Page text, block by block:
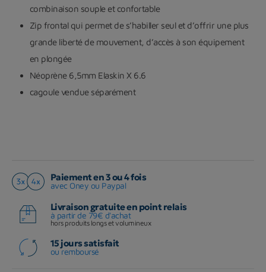
combinaison souple et confortable
Zip frontal qui permet de s’habiller seul et d’offrir une plus
grande liberté de mouvement, d’accès à son équipement
en plongée
Néoprène 6,5mm Elaskin X 6.6
cagoule vendue séparément
Paiement en 3 ou 4 fois
avec Oney ou Paypal
Livraison gratuite en point relais
à partir de 79€ d'achat
hors produits longs et volumineux
15 jours satisfait
ou remboursé